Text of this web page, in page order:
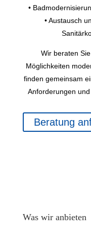
•
• Austausch
Wir beraten
Möglichkeiten
finden gemeinsam
Anforderungen
Beratung
Was wir anbieten